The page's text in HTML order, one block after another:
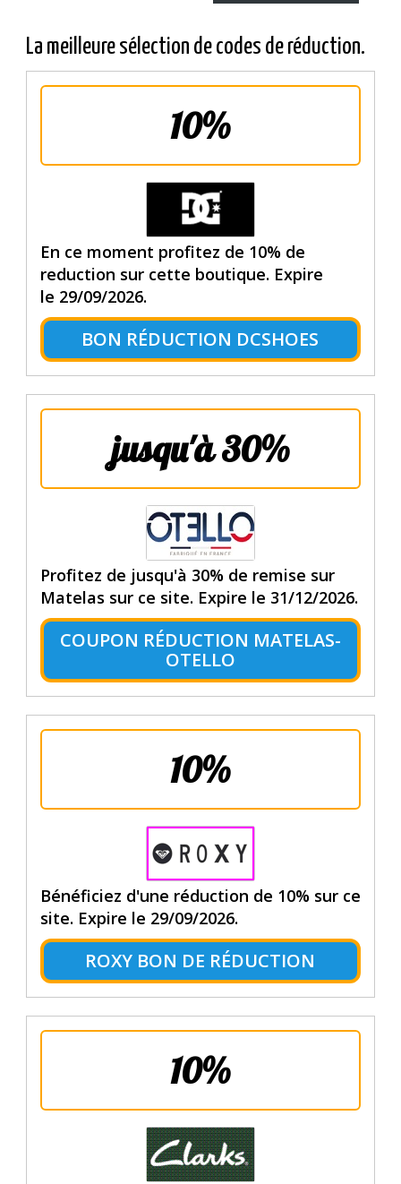
La meilleure sélection de codes de réduction.
10%
En ce moment profitez de 10% de
reduction sur cette boutique. Expire
le 29/09/2026.
BON RÉDUCTION DCSHOES
jusqu'à 30%
Profitez de jusqu'à 30% de remise sur
Matelas sur ce site. Expire le 31/12/2026.
COUPON RÉDUCTION MATELAS-
OTELLO
10%
Bénéficiez d'une réduction de 10% sur ce
site. Expire le 29/09/2026.
ROXY BON DE RÉDUCTION
10%